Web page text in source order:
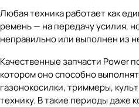
Любая техника работает как
ремень — на передачу усилия,
неправильно или выполнен из
Качественные запчасти Power
котором оно способно
газонокосилки, триммеры,
технику. В такие периоды даже